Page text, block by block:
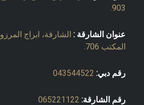
903.
عنوان الشارقة : الشارقة، ابراج
المكتب 706.
رقم دبي: 043544522
رقم الشارقة: 065221122